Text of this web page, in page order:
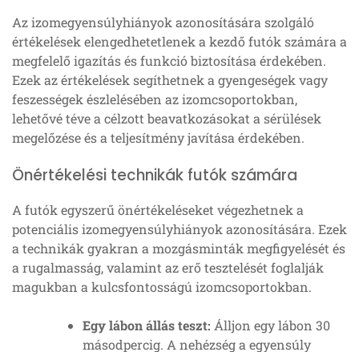
Az izomegyensúlyhiányok azonosítására szolgáló
értékelések elengedhetetlenek a kezdő futók számára a
megfelelő igazítás és funkció biztosítása érdekében.
Ezek az értékelések segíthetnek a gyengeségek vagy
feszességek észlelésében az izomcsoportokban,
lehetővé téve a célzott beavatkozásokat a sérülések
megelőzése és a teljesítmény javítása érdekében.
Önértékelési technikák futók számára
A futók egyszerű önértékeléseket végezhetnek a
potenciális izomegyensúlyhiányok azonosítására. Ezek
a technikák gyakran a mozgásminták megfigyelését és
a rugalmasság, valamint az erő tesztelését foglalják
magukban a kulcsfontosságú izomcsoportokban.
Egy lábon állás teszt: Álljon egy lábon 30
másodpercig. A nehézség a egyensúly